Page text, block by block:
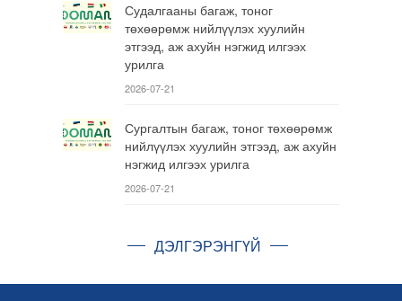
Судалгааны багаж, тоног
төхөөрөмж нийлүүлэх хуулийн
этгээд, аж ахуйн нэгжид илгээх
урилга
2026-07-21
Сургалтын багаж, тоног төхөөрөмж
нийлүүлэх хуулийн этгээд, аж ахуйн
нэгжид илгээх урилга
2026-07-21
ДЭЛГЭРЭНГҮЙ